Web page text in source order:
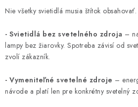
Nie všetky svietidlá musia štítok obsahovať.
- Svietidlá bez svetelného zdroja –
lampy bez žiarovky. Spotreba závisí od
zvolí zákazník.
- Vymeniteľné svetelné zdroje –
návode a platí len pre konkrétny svetelný